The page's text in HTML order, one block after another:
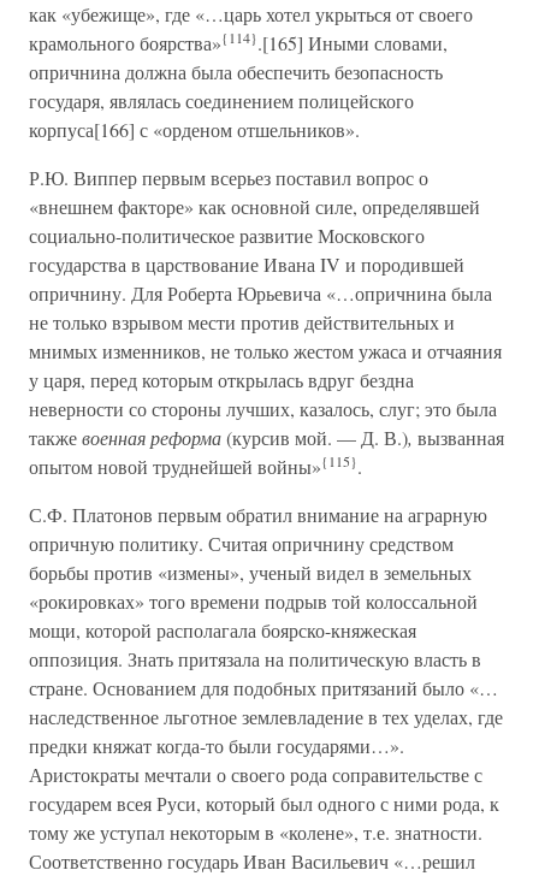
как «убежище», где «…царь хотел укрыться от своего
крамольного боярства»{114}.[165] Иными словами,
опричнина должна была обеспечить безопасность
государя, являлась соединением полицейского
корпуса[166] с «орденом отшельников».
Р.Ю. Виппер первым всерьез поставил вопрос о
«внешнем факторе» как основной силе, определявшей
социально-политическое развитие Московского
государства в царствование Ивана IV и породившей
опричнину. Для Роберта Юрьевича «…опричнина была
не только взрывом мести против действительных и
мнимых изменников, не только жестом ужаса и отчаяния
у царя, перед которым открылась вдруг бездна
неверности со стороны лучших, казалось, слуг; это была
такжевоенная реформа(курсив мой. — Д. В.), вызванная
опытом новой труднейшей войны»{115}.
С.Ф. Платонов первым обратил внимание на аграрную
опричную политику. Считая опричнину средством
борьбы против «измены», ученый видел в земельных
«рокировках» того времени подрыв той колоссальной
мощи, которой располагала боярско-княжеская
оппозиция. Знать притязала на политическую власть в
стране. Основанием для подобных притязаний было «…
наследственное льготное землевладение в тех уделах, где
предки княжат когда-то были государями…».
Аристократы мечтали о своего рода соправительстве с
государем всея Руси, который был одного с ними рода, к
тому же уступал некоторым в «колене», т.е. знатности.
Соответственно государь Иван Васильевич «…решил